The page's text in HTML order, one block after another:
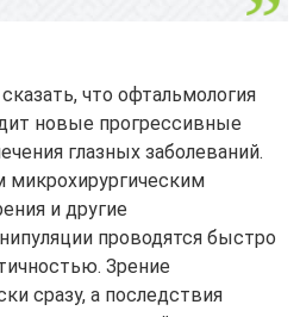
что офтальмология
новые прогрессивные
глазных заболеваний.
микрохирургическим
и другие
проводятся быстро
Зрение
сразу, а последствия